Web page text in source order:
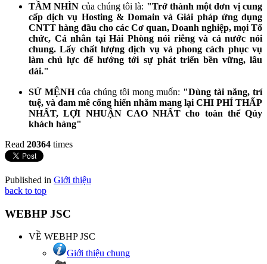
TẦM NHÌN của chúng tôi là: "Trở thành một đơn vị cung
cấp dịch vụ Hosting & Domain và Giải pháp ứng dụng
CNTT hàng đầu cho các Cơ quan, Doanh nghiệp, mọi Tổ
chức, Cá nhân tại Hải Phòng nói riêng và cả nước nói
chung. Lấy chất lượng dịch vụ và phong cách phục vụ
làm chủ lực để hướng tới sự phát triển bền vững, lâu
dài."
SỨ MỆNHcủa chúng tôi mong muốn: "Dùng tài năng, trí
tuệ, và đam mê cống hiến nhằm mang lại CHI PHÍ THẤP
NHẤT, LỢI NHUẬN CAO NHẤT cho toàn thể Qúy
khách hàng"
Read 20364 times
Published in Giới thiệu
back to top
WEBHP JSC
VỀ WEBHP JSC
Giới thiệu chung